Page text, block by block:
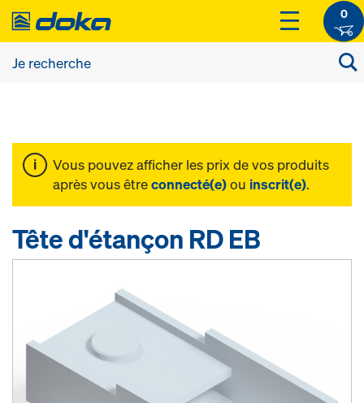
0
Vous pouvez afficher les prix de vos produits
après vous êtreconnecté(e)ou inscrit(e).
Tête d'étançon RD EB